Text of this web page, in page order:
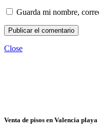
Guarda mi nombre,
Close
Venta de pisos en Valencia playa